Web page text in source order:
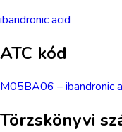
ibandronic acid
ATC kód
M05BA06 –ibandronic
Törzskönyvi